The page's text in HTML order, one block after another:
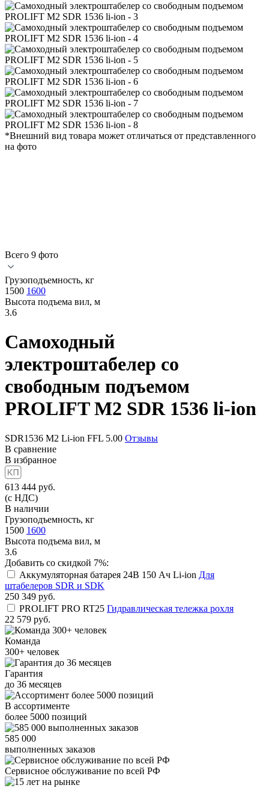
*Внешний вид товара может отличаться от представленного
на фото
Всего 9 фото
Грузоподъемность, кг
1500 1600
Высота подъема вил, м
3.6
Самоходный
электроштабелер со
свободным подъемом
PROLIFT M2 SDR 1536 li-ion
SDR1536 M2 Li-ion FFL 5.00 Отзывы
В сравнение
В избранное
613 444 руб.
(с НДС)
В наличии
Грузоподъемность, кг
1500 1600
Высота подъема вил, м
3.6
Добавить со скидкой 7%:
Аккумуляторная батарея 24В 150 Ач Li-ion Для
штабелеров SDR и SDK
250 349 руб.
PROLIFT PRO RT25 Гидравлическая тележка рохля
22 579 руб.
Команда
300+ человек
Гарантия
до 36 месяцев
В ассортименте
более 5000 позиций
585 000
выполненных заказов
Сервисное обслуживание по всей РФ